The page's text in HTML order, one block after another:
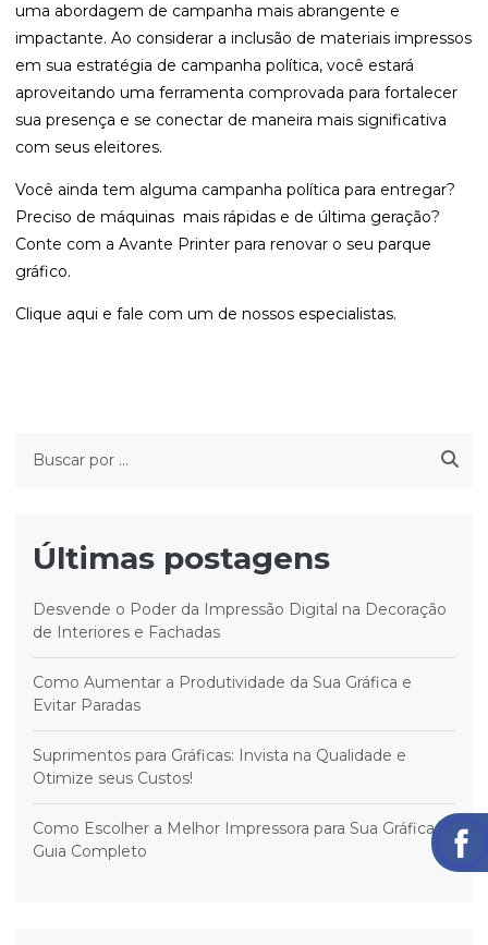
uma abordagem de campanha mais abrangente e
impactante. Ao considerar a inclusão de materiais impressos
em sua estratégia de campanha política, você estará
aproveitando uma ferramenta comprovada para fortalecer
sua presença e se conectar de maneira mais significativa
com seus eleitores.
Você ainda tem alguma campanha política para entregar?
Preciso de máquinas mais rápidas e de última geração?
Conte com a Avante Printer para renovar o seu parque
gráfico.
Clique aqui e fale com um de nossos especialistas.
Últimas postagens
Desvende o Poder da Impressão Digital na Decoração
de Interiores e Fachadas
Como Aumentar a Produtividade da Sua Gráfica e
Evitar Paradas
Suprimentos para Gráficas: Invista na Qualidade e
Otimize seus Custos!
Como Escolher a Melhor Impressora para Sua Gráfica:
Guia Completo